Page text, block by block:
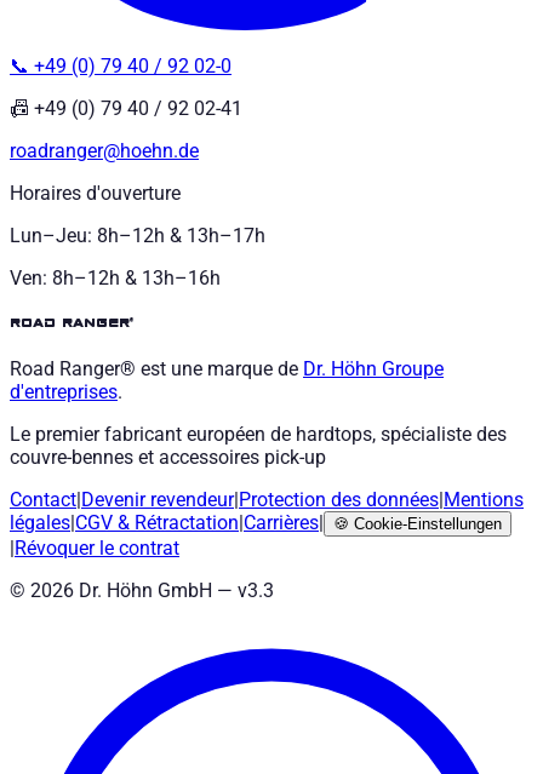
📞 +49 (0) 79 40 / 92 02-0
📠 +49 (0) 79 40 / 92 02-41
roadranger@hoehn.de
Horaires d'ouverture
Lun–Jeu: 8h–12h & 13h–17h
Ven: 8h–12h & 13h–16h
road ranger®
Road Ranger® est une marque de Dr. Höhn Groupe
d'entreprises.
Le premier fabricant européen de hardtops, spécialiste des
couvre-bennes et accessoires pick-up
Contact Devenir revendeur| Protection des données Mentions
légales CGV & Rétractation Carrières 🍪 Cookie-Einstellungen
Révoquer le contrat
© 2026 Dr. Höhn GmbH — v3.3